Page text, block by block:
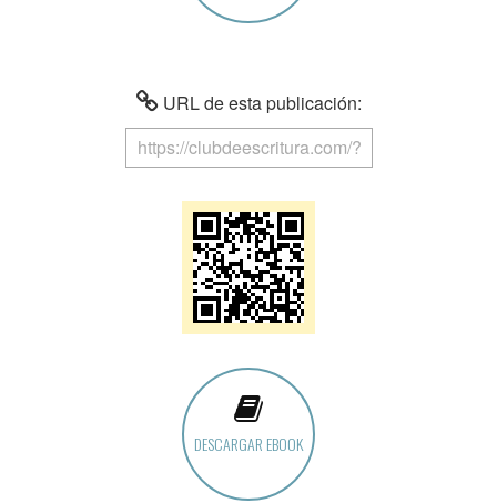
URL de esta publicación:
DESCARGAR EBOOK